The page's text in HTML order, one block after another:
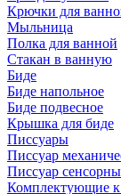
Крючки для
Мыльница
Полка для ванной
Стакан в ванную
Биде
Биде напольное
Биде подвесное
Крышка для биде
Писсуары
Писсуар
Писсуар
Комплектующие к